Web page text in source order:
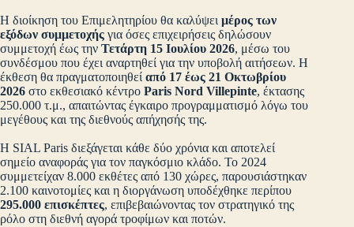
Η διοίκηση του Επιμελητηρίου θα καλύψει μέρος των
εξόδων συμμετοχής για όσες επιχειρήσεις δηλώσουν
συμμετοχή έως την Τετάρτη 15 Ιουλίου 2026, μέσω του
συνδέσμου που έχει αναρτηθεί για την υποβολή αιτήσεων. Η
έκθεση θα πραγματοποιηθεί από 17 έως 21 Οκτωβρίου
2026 στο εκθεσιακό κέντρο Paris Nord Villepinte, έκτασης
250.000 τ.μ., απαιτώντας έγκαιρο προγραμματισμό λόγω του
μεγέθους και της διεθνούς απήχησής της.
Η SIAL Paris διεξάγεται κάθε δύο χρόνια και αποτελεί
σημείο αναφοράς για τον παγκόσμιο κλάδο. Το 2024
συμμετείχαν 8.000 εκθέτες από 130 χώρες, παρουσιάστηκαν
2.100 καινοτομίες και η διοργάνωση υποδέχθηκε περίπου
295.000 επισκέπτες, επιβεβαιώνοντας τον στρατηγικό της
ρόλο στη διεθνή αγορά τροφίμων και ποτών.